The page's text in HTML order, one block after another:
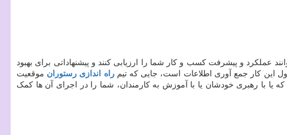
عملکرد و پیشرفت کسب و کار شما را ارزیابی کنند و پیشنهاداتی برای بهبود
این کار جمع آوری اطلاعات است، جایی که تیمراه اندازی رستوران موقعیت
با رهبری خودشان یا با آموزش به کارمندان، شما را در اجرای آن ها کمک